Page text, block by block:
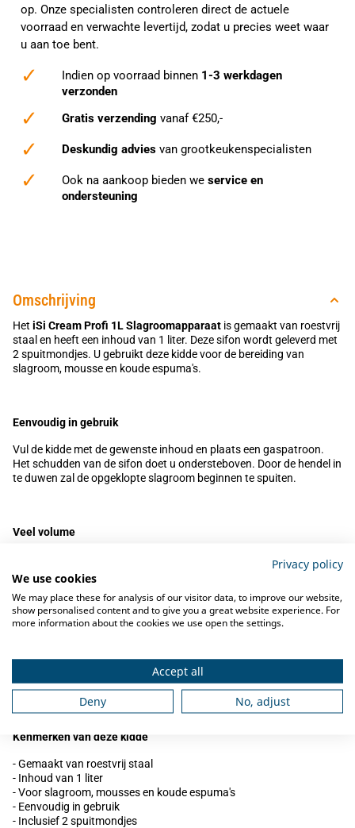
op. Onze specialisten controleren direct de actuele
voorraad en verwachte levertijd, zodat u precies weet waar
u aan toe bent.
✓ Indien op voorraad binnen 1-3 werkdagen
verzonden
✓ Gratis verzending vanaf €250,-
✓ Deskundig advies van grootkeukenspecialisten
✓ Ook na aankoop bieden we service en
ondersteuning
Omschrijving
Het iSi Cream Profi 1L Slagroomapparaat is gemaakt van roestvrij
staal en heeft een inhoud van 1 liter. Deze sifon wordt geleverd met
2 spuitmondjes. U gebruikt deze kidde voor de bereiding van
slagroom, mousse en koude espuma's.
Eenvoudig in gebruik
Vul de kidde met de gewenste inhoud en plaats een gaspatroon.
Het schudden van de sifon doet u ondersteboven. Door de hendel in
te duwen zal de opgeklopte slagroom beginnen te spuiten.
Veel volume
Deze sifon geeft veel volume aan zeer luchtige mousses. Na gebruik
plaatst u hem in de koelkast om hem later nogmaals te gebruiken.
Let op
zoetstoffen of in warm water opgeloste kristalsuiker. Gewone
kristalsuiker kan het ventiel namelijk verstoppen.
Kenmerken van deze kidde
- Gemaakt van roestvrij staal
- Inhoud van 1 liter
- Voor slagroom, mousses en koude espuma's
- Eenvoudig in gebruik
- Inclusief 2 spuitmondjes
Privacy policy
We use cookies
We may place these for analysis of our visitor data, to improve our website,
show personalised content and to give you a great website experience. For
more information about the cookies we use open the settings.
Accept all
Deny
No, adjust